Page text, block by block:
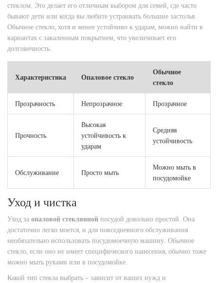
стеклом. Это делает его отличным выбором для семей, где часто
бывают дети или когда вы любите устраивать большие застолья.
Обычное стекло, хотя и менее устойчиво к ударам, можно найти в
вариантах с закаленным покрытием, что увеличивает его
долговечность.
Характеристика Опаловое стекло
Обычное
стекло
Прозрачность Непрозрачное Прозрачное
Прочность
Высокая
устойчивость к
ударам
Средняя
устойчивость
Обслуживание Просто мыть
Можно мыть в
посудомойке
Уход и чистка
Уход за опаловой стеклянной посудой довольно простой. Она
достаточно легко моется, и для повседневного обслуживания
необязательно использовать посудомоечную машину. Обычное
стекло, если оно не имеет специфического нанесения, обычно тоже
можно мыть руками или в посудомойке.
Какой тип стекла выбрать – зависит от ваших нужд и